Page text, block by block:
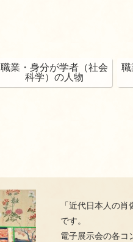
職業・身分が学者（社会
科学）の人物
職
「近代日本人の
です。
電子展示会の各コ